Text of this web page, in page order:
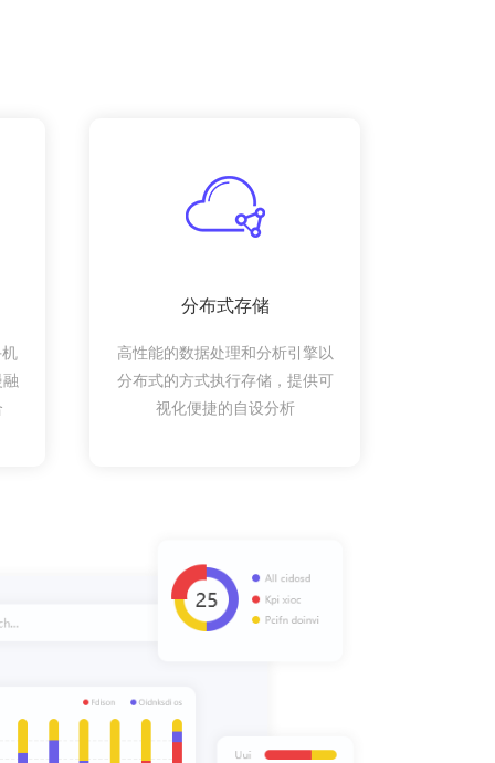
分布式存储
高性能的数据处理和分析引擎以
分布式的方式执行存储，提供可
视化便捷的自设分析